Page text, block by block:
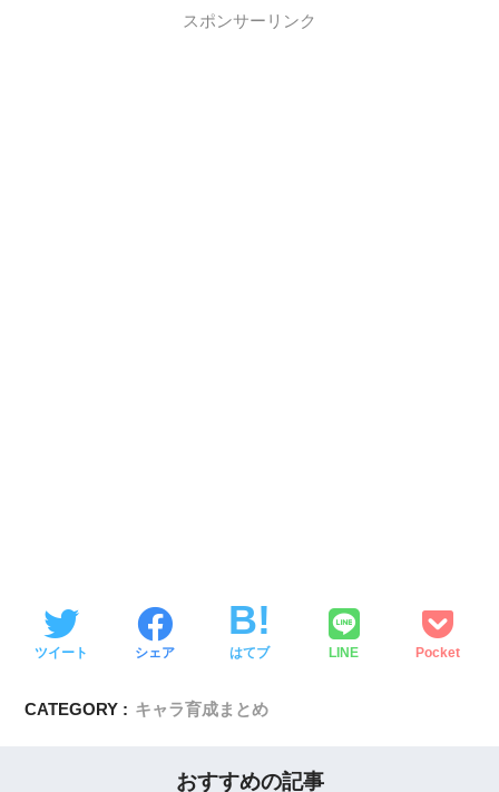
スポンサーリンク
ツイート シェア はてブ LINE Pocket
CATEGORY : キャラ育成まとめ
おすすめの記事